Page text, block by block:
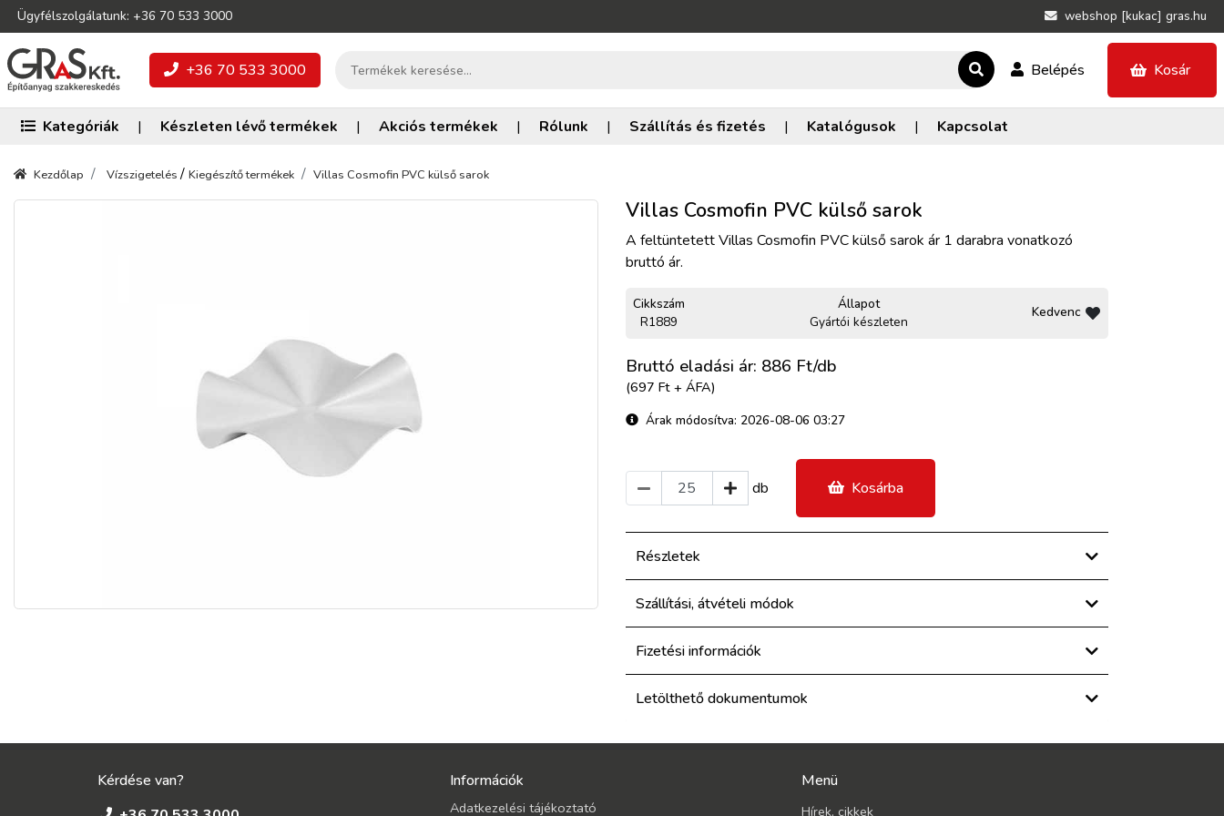
Ügyfélszolgálatunk: +36 70 533 3000 webshop [kukac] gras.hu
+36 70 533 3000 Belépés Kosár
Kategóriák | Készleten lévő termékek | Akciós termékek | Rólunk | Szállítás és fizetés | Katalógusok | Kapcsolat
Kezdőlap Vízszigetelés/ Kiegészítő termékek Villas Cosmofin PVC külső sarok
Villas Cosmofin PVC külső sarok
A feltüntetett Villas Cosmofin PVC külső sarok ár 1 darabra vonatkozó
bruttó ár.
Cikkszám
R1889
Állapot
Gyártói készleten
Kedvenc
Bruttó eladási ár: 886 Ft/db
(697 Ft + ÁFA)
Árak módosítva: 2026-08-06 03:27
db Kosárba
Részletek
Szállítási, átvételi módok
Fizetési információk
Letölthető dokumentumok
Kérdése van?
Információk
Adatkezelési tájékoztató
Menü
Hírek, cikkek